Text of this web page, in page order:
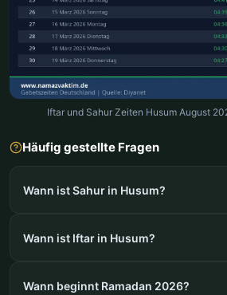
Iftar und Sahur Zeiten Husum August
Häufig gestellte Fragen
Wann ist Sahur in Husum?
Wann ist Iftar in Husum?
Wann beginnt Ramadan 2026?